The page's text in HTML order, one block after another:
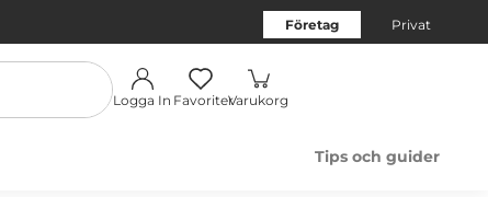
Företag Privat
Logga In FavoriterVarukorg
Tips och guider